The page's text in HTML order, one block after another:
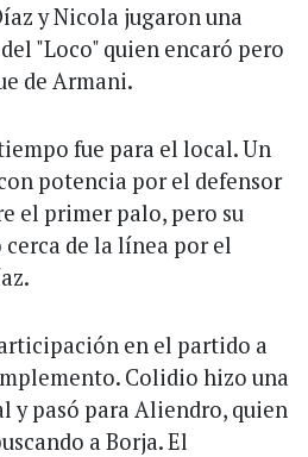
y Nicola jugaron una
"Loco" quien encaró pero
de Armani.
fue para el local. Un
potencia por el defensor
el primer palo, pero su
de la línea por el
en el partido a
Colidio hizo una
y pasó para Aliendro, quien
a Borja. El